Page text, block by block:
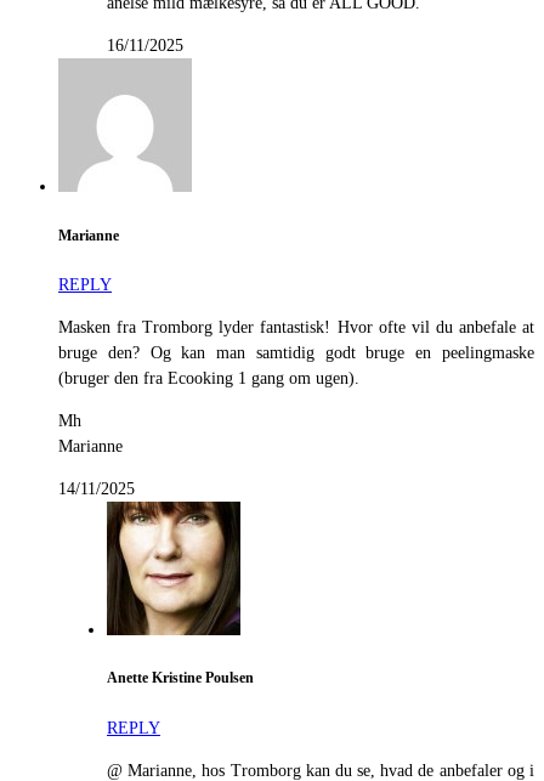
16/11/2025
Marianne
REPLY
Masken fra Tromborg lyder fantastisk! Hvor ofte vil du anbefale at
bruge den? Og kan man samtidig godt bruge en peelingmaske
(bruger den fra Ecooking 1 gang om ugen).
Mh
Marianne
14/11/2025
Anette Kristine Poulsen
REPLY
@ Marianne, hos Tromborg kan du se, hvad de anbefaler og i